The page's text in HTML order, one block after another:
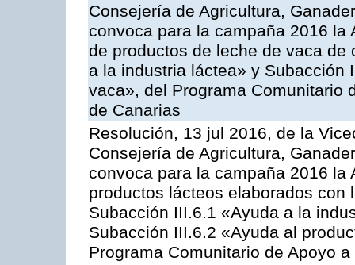
Consejería de Agricultura,
convoca para la campaña 2016
de productos de leche de vaca
a la industria láctea» y Subacción
vaca», del Programa Comunitario
de Canarias
Resolución, 13 jul 2016, de la
Consejería de Agricultura,
convoca para la campaña 2016
productos lácteos elaborados
Subacción III.6.1 «Ayuda a la
Subacción III.6.2 «Ayuda al
Programa Comunitario de Apoyo